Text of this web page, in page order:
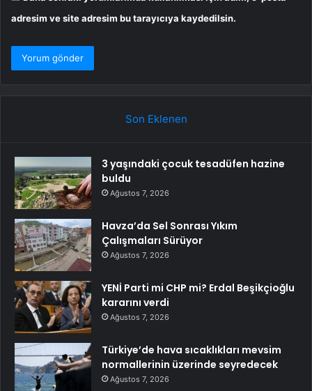
adresim ve site adresim bu tarayıcıya kaydedilsin.
Son Eklenen
3 yaşındaki çocuk tesadüfen hazine
buldu
Ağustos 7, 2026
Havza’da Sel Sonrası Yıkım
Çalışmaları Sürüyor
Ağustos 7, 2026
YENİ Parti mi CHP mi? Erdal Beşikçioğlu
kararını verdi
Ağustos 7, 2026
Türkiye’de hava sıcaklıkları mevsim
normallerinin üzerinde seyredecek
Ağustos 7, 2026